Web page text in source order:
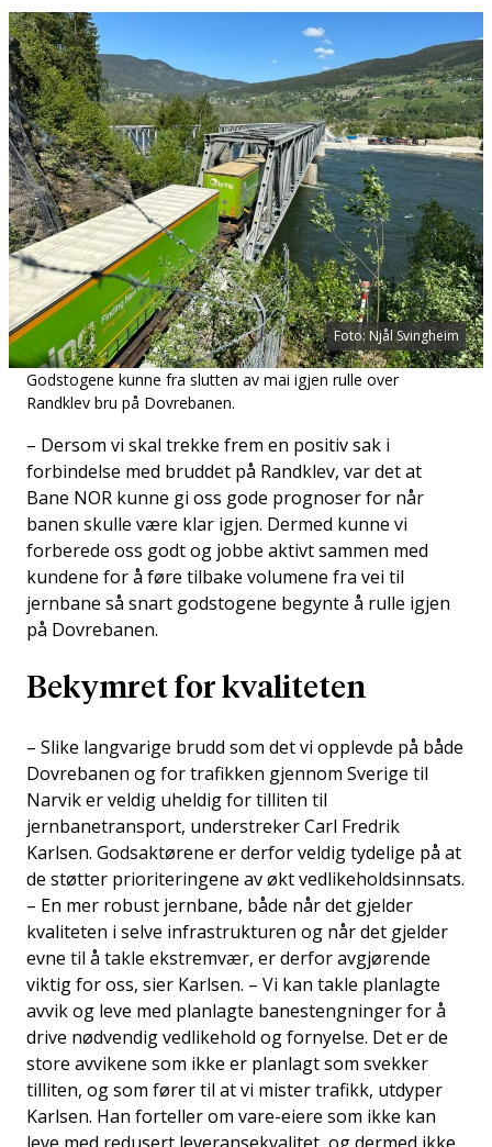
Foto: Njål Svingheim
Godstogene kunne fra slutten av mai igjen rulle over
Randklev bru på Dovrebanen.
– Dersom vi skal trekke frem en positiv sak i
forbindelse med bruddet på Randklev, var det at
Bane NOR kunne gi oss gode prognoser for når
banen skulle være klar igjen. Dermed kunne vi
forberede oss godt og jobbe aktivt sammen med
kundene for å føre tilbake volumene fra vei til
jernbane så snart godstogene begynte å rulle igjen
på Dovrebanen.
Bekymret for kvaliteten
– Slike langvarige brudd som det vi opplevde på både
Dovrebanen og for trafikken gjennom Sverige til
Narvik er veldig uheldig for tilliten til
jernbanetransport, understreker Carl Fredrik
Karlsen. Godsaktørene er derfor veldig tydelige på at
de støtter prioriteringene av økt vedlikeholdsinnsats.
– En mer robust jernbane, både når det gjelder
kvaliteten i selve infrastrukturen og når det gjelder
evne til å takle ekstremvær, er derfor avgjørende
viktig for oss, sier Karlsen. – Vi kan takle planlagte
avvik og leve med planlagte banestengninger for å
drive nødvendig vedlikehold og fornyelse. Det er de
store avvikene som ikke er planlagt som svekker
tilliten, og som fører til at vi mister trafikk, utdyper
Karlsen. Han forteller om vare-eiere som ikke kan